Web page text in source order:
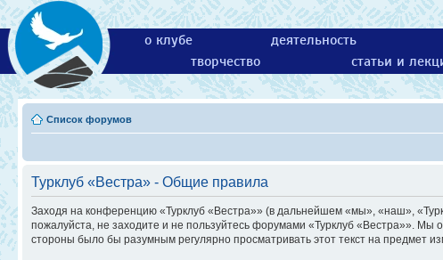
о клубе деятельность
творчество
статьи и
Список форумов
Турклуб «Вестра» - Общие правила
Заходя на конференцию «Турклуб «Вестра»» (в дальнейшем «мы», «наш»,
пожалуйста, не заходите и не пользуйтесь форумами «Турклуб «Вестра»».
стороны было бы разумным регулярно просматривать этот текст на предмет